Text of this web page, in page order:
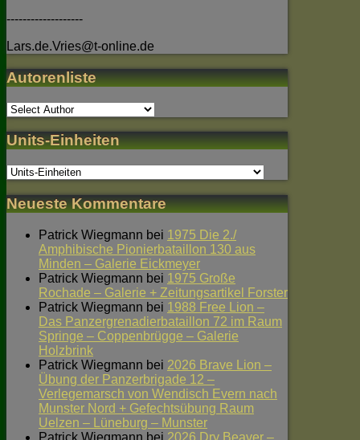
-------------------
Lars.de.Vries@t-online.de
Autorenliste
Units-Einheiten
Neueste Kommentare
Patrick Wiegmann bei 1975 Die 2./
Amphibische Pionierbataillon 130 aus
Minden – Galerie Eickmeyer
Patrick Wiegmann bei 1975 Große
Rochade – Galerie + Zeitungsartikel Forster
Patrick Wiegmann bei 1988 Free Lion –
Das Panzergrenadierbataillon 72 im Raum
Springe – Coppenbrügge – Galerie
Holzbrink
Patrick Wiegmann bei 2026 Brave Lion –
Übung der Panzerbrigade 12 –
Verlegemarsch von Wendisch Evern nach
Munster Nord + Gefechtsübung Raum
Uelzen – Lüneburg – Munster
Patrick Wiegmann bei 2026 Dry Beaver –